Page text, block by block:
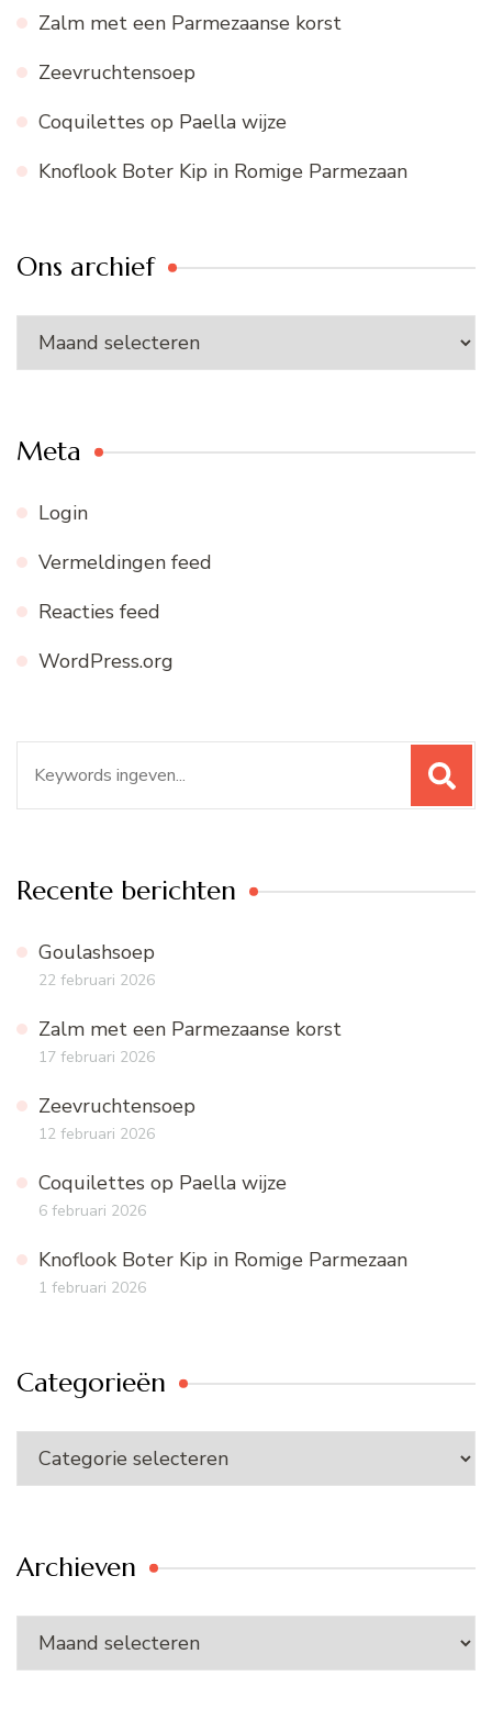
Zalm met een Parmezaanse korst
Zeevruchtensoep
Coquilettes op Paella wijze
Knoflook Boter Kip in Romige Parmezaan
Ons archief
Ons
archief
Meta
Login
Vermeldingen feed
Reacties feed
WordPress.org
naar:
Recente berichten
Goulashsoep
22 februari 2026
Zalm met een Parmezaanse korst
17 februari 2026
Zeevruchtensoep
12 februari 2026
Coquilettes op Paella wijze
6 februari 2026
Knoflook Boter Kip in Romige Parmezaan
1 februari 2026
Categorieën
Categorieën
Archieven
Archieven